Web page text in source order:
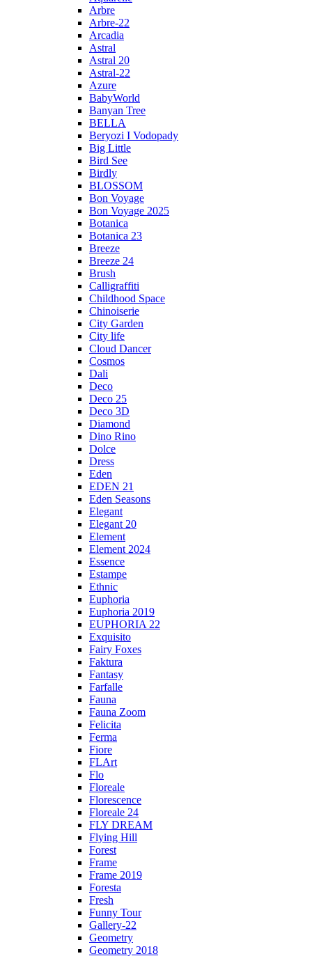
Arbre
Arbre-22
Arcadia
Astral
Astral 20
Astral-22
Azure
BabyWorld
Banyan Tree
BELLA
Beryozi I Vodopady
Big Little
Bird See
Birdly
BLOSSOM
Bon Voyage
Bon Voyage 2025
Botanica
Botanica 23
Breeze
Breeze 24
Brush
Calligraffiti
Childhood Space
Chinoiserie
City Garden
City life
Cloud Dancer
Cosmos
Dali
Deco
Deco 25
Deco 3D
Diamond
Dino Rino
Dolce
Dress
Eden
EDEN 21
Eden Seasons
Elegant
Elegant 20
Element
Element 2024
Essence
Estampe
Ethnic
Euphoria
Euphoria 2019
EUPHORIA 22
Exquisito
Fairy Foxes
Faktura
Fantasy
Farfalle
Fauna
Fauna Zoom
Felicita
Ferma
Fiore
FLArt
Flo
Floreale
Florescence
Floreale 24
FLY DREAM
Flying Hill
Forest
Frame
Frame 2019
Foresta
Fresh
Funny Tour
Gallery-22
Geometry
Geometry 2018